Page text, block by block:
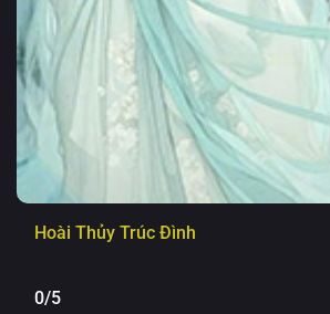
Hoài Thủy Trúc Đình
0/5